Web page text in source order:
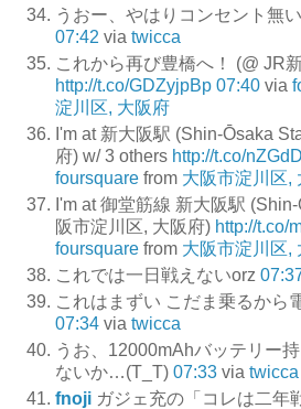
うおー、やはりコンセント無
07:42 via twicca
これから再び豊橋へ！ (@ JR
http://t.co/GDZyjpBp 07:40 via
淀川区, 大阪府
I'm at 新大阪駅 (Shin-Ōsaka
府) w/ 3 others http://t.co/
foursquare from 大阪市淀川区,
I'm at 御堂筋線 新大阪駅
阪市淀川区, 大阪府) http://t.co/
foursquare from 大阪市淀川区,
これでは一日戦えないorz
これはまずい こだま乗るから
07:34 via twicca
うお、12000mAhバッテリー
ないか…(T_T) 07:33 via twicca
fnoji ガジェ充の「コレは二年